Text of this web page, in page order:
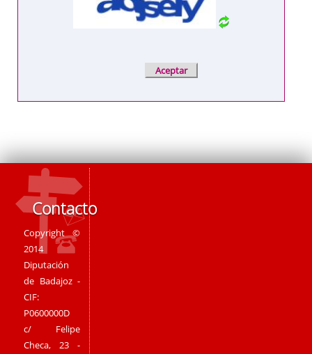
Contacto
Copyright ©
2014
Diputación
de Badajoz -
CIF:
P0600000D
c/ Felipe
Checa, 23 -